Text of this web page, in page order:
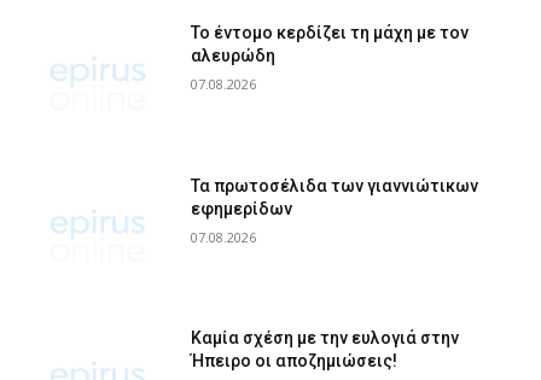
Το έντομο κερδίζει τη μάχη με τον
αλευρώδη
07.08.2026
Τα πρωτοσέλιδα των γιαννιώτικων
εφημερίδων
07.08.2026
Καμία σχέση με την ευλογιά στην
Ήπειρο οι αποζημιώσεις!